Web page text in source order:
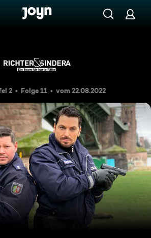
Zehn Jahre
2 Folge 11 vom 22.08.2022